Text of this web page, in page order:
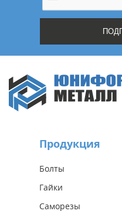
Продукция
Болты
Гайки
Саморезы